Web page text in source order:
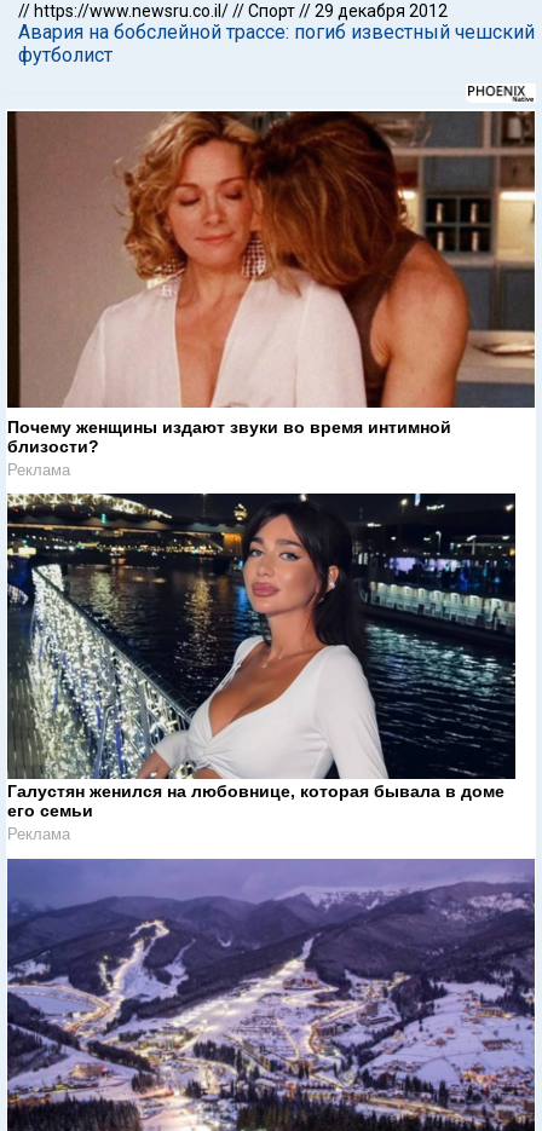
// https://www.newsru.co.il///Спорт//29 декабря 2012
Авария на бобслейной трассе: погиб известный чешский
футболист
Почему женщины издают звуки во время интимной
близости?
Реклама
Галустян женился на любовнице, которая бывала в доме
его семьи
Реклама